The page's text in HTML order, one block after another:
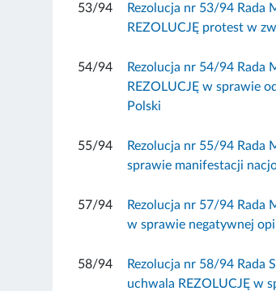
53/94
Rezolucja nr 53/94 Rada
REZOLUCJĘ protest w
54/94
Rezolucja nr 54/94 Rada
REZOLUCJĘ w sprawie
Polski
55/94
Rezolucja nr 55/94 Rada
sprawie manifestacji
57/94
Rezolucja nr 57/94 Rada
w sprawie negatywnej
58/94
Rezolucja nr 58/94 Rada
uchwala REZOLUCJĘ w